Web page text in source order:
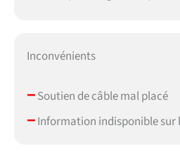
Inconvénients
–Soutien de câble mal placé
–Information indisponible sur